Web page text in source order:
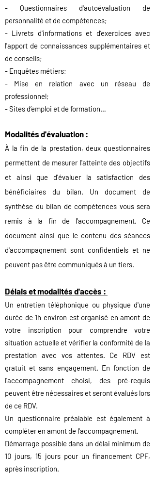
- Questionnaires d'autoévaluation de
personnalité et de compétences;
- Livrets d'informations et d’exercices avec
l'apport de connaissances supplémentaires et
de conseils;
- Enquêtes métiers;
- Mise en relation avec un réseau de
professionnel;
- Sites d’emploi et de formation…
Modalités d'évaluation :
À la fin de la prestation, deux questionnaires
permettent de mesurer l'atteinte des objectifs
et ainsi que d'évaluer la satisfaction des
bénéficiaires du bilan. Un document de
synthèse du bilan de compétences vous sera
remis à la fin de l'accompagnement. Ce
document ainsi que le contenu des séances
d'accompagnement sont confidentiels et ne
peuvent pas être communiqués à un tiers.
Délais et modalités d'accès :
Un entretien téléphonique ou physique d'une
durée de 1h environ est organisé en amont de
votre inscription pour comprendre votre
situation actuelle et vérifier la conformité de la
prestation avec vos attentes. Ce RDV est
gratuit et sans engagement. En fonction de
l'accompagnement choisi, des pré-requis
peuvent être nécessaires et seront évalués lors
de ce RDV.
Un questionnaire préalable est également à
compléter en amont de l'accompagnement.
Démarrage possible dans un délai minimum de
10 jours, 15 jours pour un financement CPF,
après inscription.